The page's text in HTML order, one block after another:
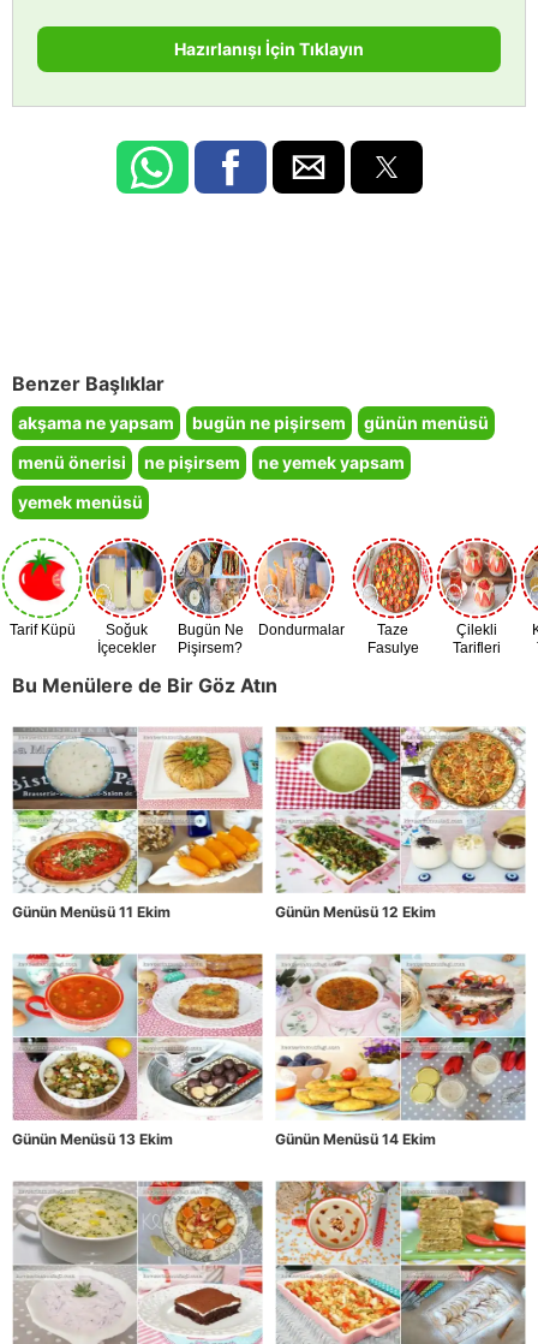
Hazırlanışı İçin Tıklayın
Benzer Başlıklar
akşama ne yapsam bugün ne pişirsem
günün menüsü
menü önerisi
ne pişirsem
ne yemek yapsam
yemek menüsü
Tarif Küpü
Soğuk
İçecekler
Bugün Ne
Pişirsem?
Dondurmalar
Taze
Fasulye
Çilekli
Tarifleri
Bu Menülere de Bir Göz Atın
Günün Menüsü 11 Ekim Günün Menüsü 12 Ekim
Günün Menüsü 13 Ekim Günün Menüsü 14 Ekim